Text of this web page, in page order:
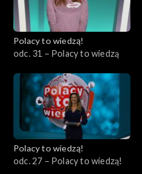
Polacy to wiedzą!
odc. 31 – Polacy to wiedzą
Polacy to wiedzą!
odc. 27 – Polacy to wiedzą!